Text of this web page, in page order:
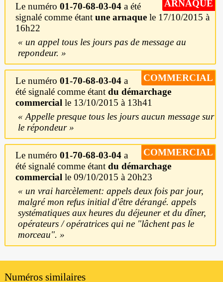
ARNAQUE
Le numéro 01-70-68-03-04a été
signalé comme étant une arnaquele 17/10/2015 à
16h22
un appel tous les jours pas de message au
repondeur.
COMMERCIAL
Le numéro 01-70-68-03-04a
été signalé comme étant du démarchage
commercial le 13/10/2015 à 13h41
Appelle presque tous les jours aucun message sur
le répondeur
COMMERCIAL
Le numéro 01-70-68-03-04a
été signalé comme étant du démarchage
commercial le 09/10/2015 à 20h23
un vrai harcèlement: appels deux fois par jour,
malgré mon refus initial d'être dérangé. appels
systématiques aux heures du déjeuner et du dîner,
opérateurs / opératrices qui ne "lâchent pas le
morceau".
Numéros similaires